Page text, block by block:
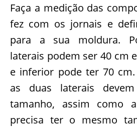
Faça a medição das
fez com os jornais e
para a sua moldura.
laterais podem ser 40 cm
e inferior pode ter 70
as duas laterais
tamanho, assim como
precisa ter o mesmo